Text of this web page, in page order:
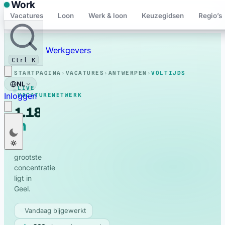
Work
Vacatures Loon Werk & loon Keuzegidsen Regio’s
Ctrl K
Werkgevers
NL
NL
EN English
DE
RO Română
Inloggen
Bewaard
STARTPAGINA › VACATURES › ANTWERPEN ›VOLTIJDS
LIVE
VACATURENETWERK
1.188
Voltijds
vacatures
in
Antwerpen
De
grootste
concentratie
ligt in
Geel.
Vandaag bijgewerkt